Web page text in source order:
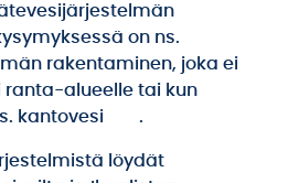
on ns.
rakentaminen, joka ei
alueelle tai kun
kantovesi .
löydät